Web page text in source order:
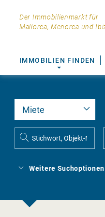
Der Immobilienmarkt für
Mallorca, Menorca und
IMMOBILIEN FINDEN
Weitere Suchoptionen